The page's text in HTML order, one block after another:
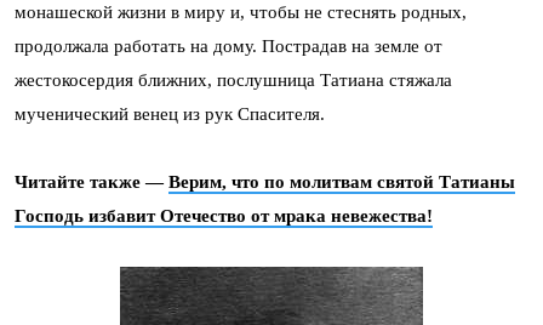
монашеской жизни в миру и, чтобы не стеснять родных,
продолжала работать на дому. Пострадав на земле от
жестокосердия ближних, послушница Татиана стяжала
мученический венец из рук Спасителя.
Читайте также —Верим, что по молитвам святой Татианы
Господь избавит Отечество от мрака невежества!